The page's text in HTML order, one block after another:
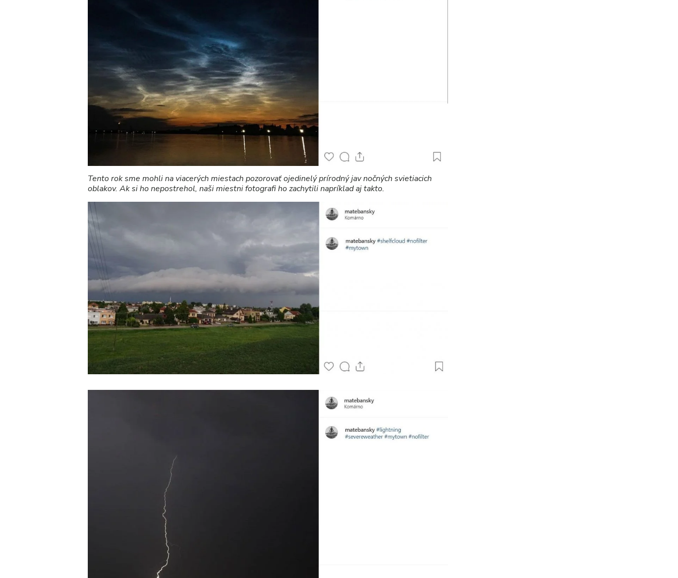
Tento rok sme mohli na viacerých miestach pozorovať ojedinelý prírodný jav nočných svietiacich
oblakov. Ak si ho nepostrehol, naši miestni fotografi ho zachytili napríklad aj takto.